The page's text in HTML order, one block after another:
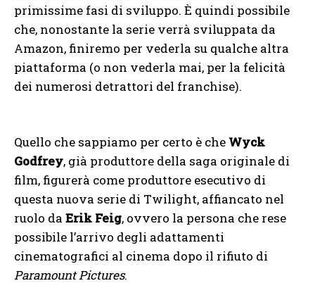
primissime fasi di sviluppo. È quindi possibile
che, nonostante la serie verrà sviluppata da
Amazon, finiremo per vederla su qualche altra
piattaforma (o non vederla mai, per la felicità
dei numerosi detrattori del franchise).
Quello che sappiamo per certo è che Wyck
Godfrey, già produttore della saga originale di
film, figurerà come produttore esecutivo di
questa nuova serie di Twilight, affiancato nel
ruolo da Erik Feig, ovvero la persona che rese
possibile l’arrivo degli adattamenti
cinematografici al cinema dopo il rifiuto di
Paramount Pictures.